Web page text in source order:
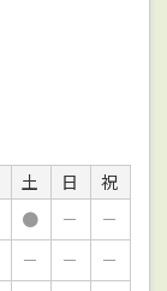
土 日
祝
● －
－
－ －
－